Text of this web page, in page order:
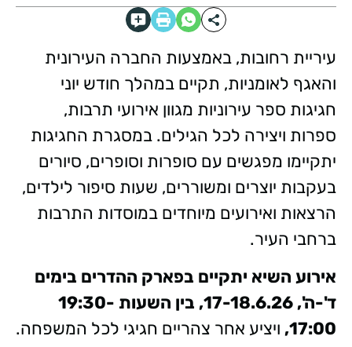
עיריית רחובות, באמצעות החברה העירונית
והאגף לאומניות, תקיים במהלך חודש יוני
חגיגות ספר עירוניות מגוון אירועי תרבות,
ספרות ויצירה לכל הגילים. במסגרת החגיגות
יתקיימו מפגשים עם סופרות וסופרים, סיורים
בעקבות יוצרים ומשוררים, שעות סיפור לילדים,
הרצאות ואירועים מיוחדים במוסדות התרבות
ברחבי העיר.
אירוע השיא יתקיים בפארק ההדרים בימים
ד'-ה', 17-18.6.26, בין השעות 19:30-
17:00, ויציע אחר צהריים חגיגי לכל המשפחה.